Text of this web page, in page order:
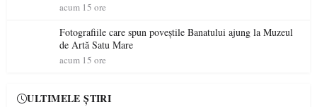
acum 15 ore
Fotografiile care spun poveștile Banatului ajung la Muzeul
de Artă Satu Mare
acum 15 ore
ULTIMELE ȘTIRI